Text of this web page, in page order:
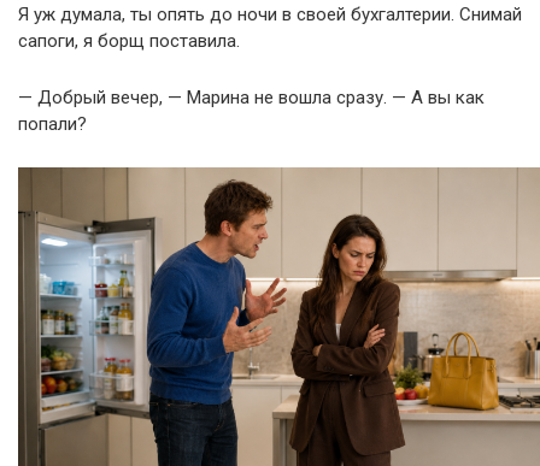
Я уж думала, ты опять до ночи в своей бухгалтерии. Снимай
сапоги, я борщ поставила.
— Добрый вечер, — Марина не вошла сразу. — А вы как
попали?